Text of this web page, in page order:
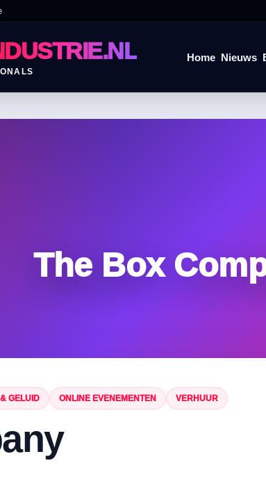
Home Nieuws
The Box
GELUID ONLINE EVENEMENTEN VERHUUR